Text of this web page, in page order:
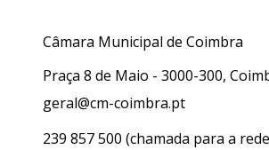
Câmara Municipal de Coimbra
Praça 8 de Maio - 3000-300,
geral@cm-coimbra.pt
239 857 500 (chamada para a